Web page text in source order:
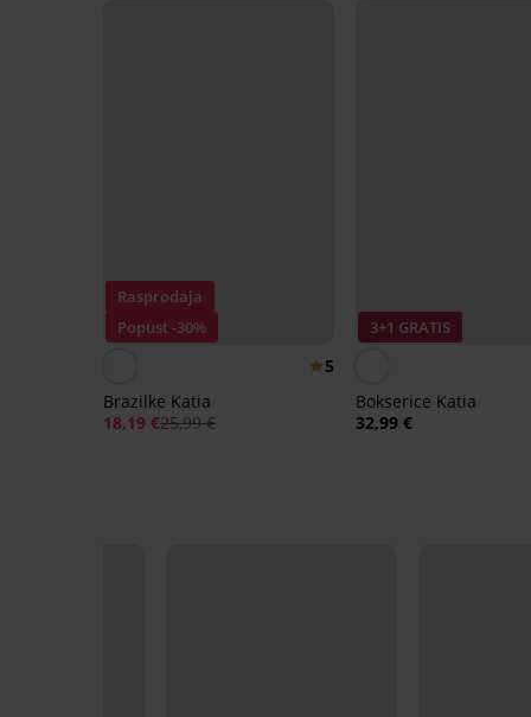
Rasprodaja
Popust -30%
5
Brazilke Katia
18,19 €25,99 €
3+1 GRATIS
Bokserice Katia
32,99 €